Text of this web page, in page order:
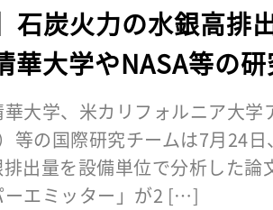
石炭火力の水銀高排
華大学やNASA等の
大学、米カリフォルニア大学
等の国際研究チームは7月24
出量を設備単位で分析した
ーエミッター」が2 […]